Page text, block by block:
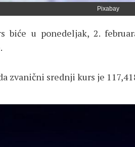
Pixabay
biće u ponedeljak, 2.
zvanični srednji kurs je